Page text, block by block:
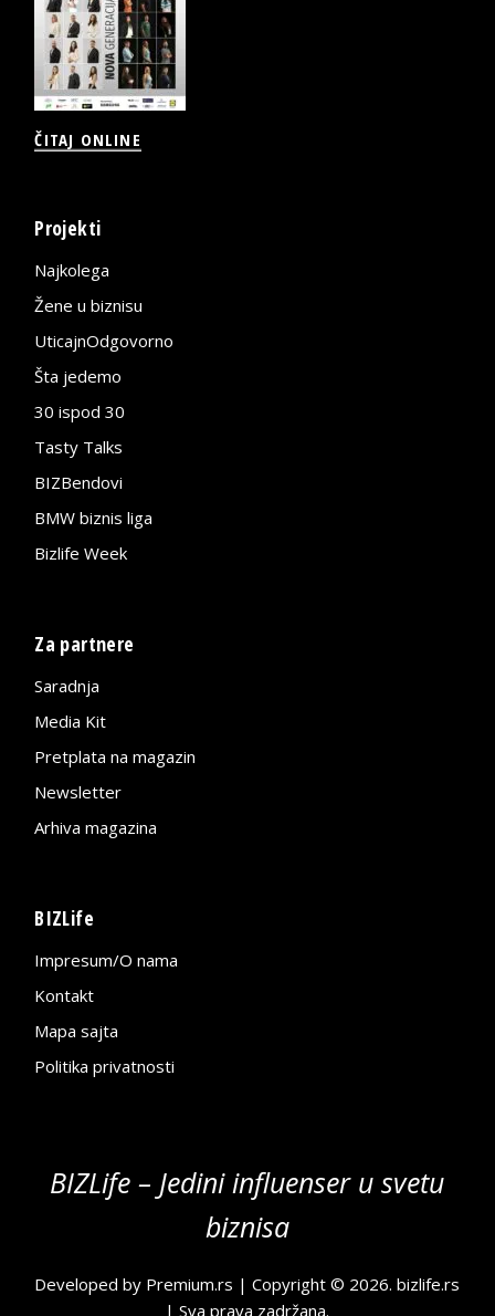
ČITAJ ONLINE
Projekti
Najkolega
Žene u biznisu
UticajnOdgovorno
Šta jedemo
30 ispod 30
Tasty Talks
BIZBendovi
BMW biznis liga
Bizlife Week
Za partnere
Saradnja
Media Kit
Pretplata na magazin
Newsletter
Arhiva magazina
BIZLife
Impresum/O nama
Kontakt
Mapa sajta
Politika privatnosti
BIZLife – Jedini influenser u svetu
biznisa
Developed by Premium.rs | Copyright © 2026.bizlife.rs
| Sva prava zadržana.